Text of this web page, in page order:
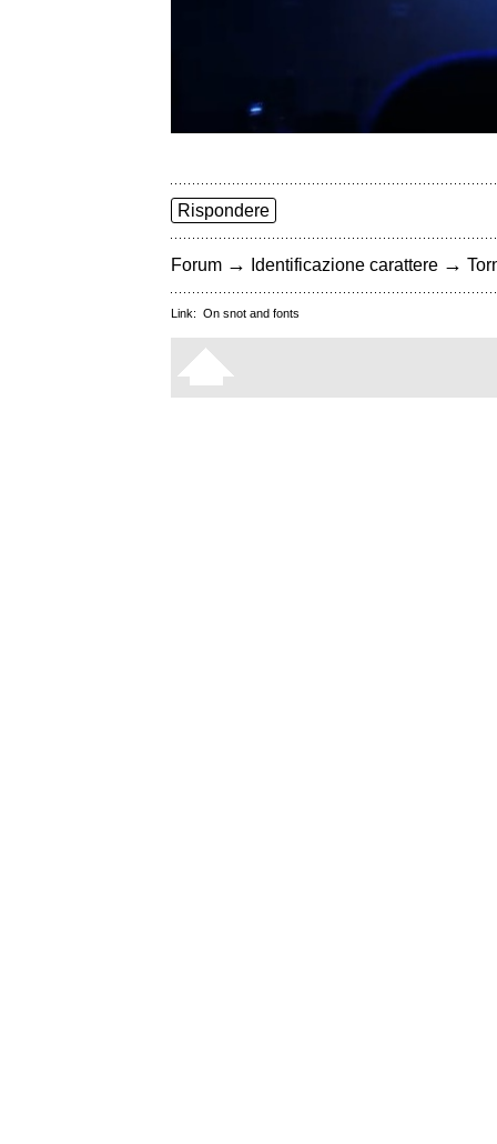
Rispondere
Forum → Identificazione carattere →
Link: On snot and fonts